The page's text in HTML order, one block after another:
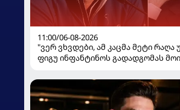
11:00/06-08-2026
"ვერ ვხვდები, ამ კაცმა მეტი რაღა
ფიგუ ინფანტინოს გადადგომას